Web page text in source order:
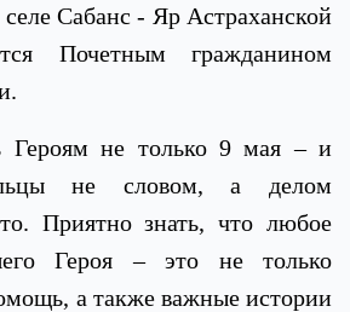
Сабанс - Яр Астраханской
Почетным гражданином
Героям не только 9 мая – и
не словом, а делом
Приятно знать, что любое
Героя – это не только
а также важные истории